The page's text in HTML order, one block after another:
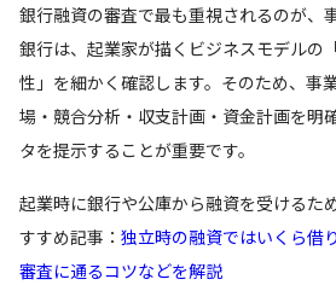
銀行融資の審査で最も重視されるのが、
銀行は、起業家が描くビジネスモデルの
性」を細かく確認します。そのため、事
場・競合分析・収支計画・資金計画を明
タを提示することが重要です。
起業時に銀行や公庫から融資を受けるた
すすめ記事： 独立時の融資ではいくら借
審査に通るコツなどを解説